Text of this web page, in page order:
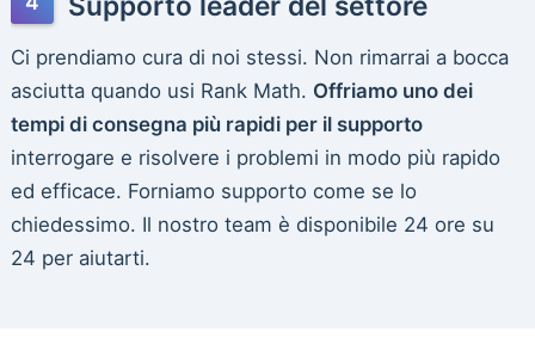
Ci prendiamo cura di noi stessi. Non rimarrai a bocca
asciutta quando usi Rank Math. Offriamo uno dei
tempi di consegna più rapidi per il supporto
interrogare e risolvere i problemi in modo più rapido
ed efficace. Forniamo supporto come se lo
chiedessimo. Il nostro team è disponibile 24 ore su
24 per aiutarti.